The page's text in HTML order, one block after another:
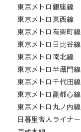
東京メトロ銀座線
東京メトロ東西線
東京メトロ有楽町線
東京メトロ日比谷線
東京メトロ南北線
東京メトロ半蔵門線
東京メトロ千代田線
東京メトロ副都心線
東京メトロ丸ノ内線
日暮里舎人ライナー